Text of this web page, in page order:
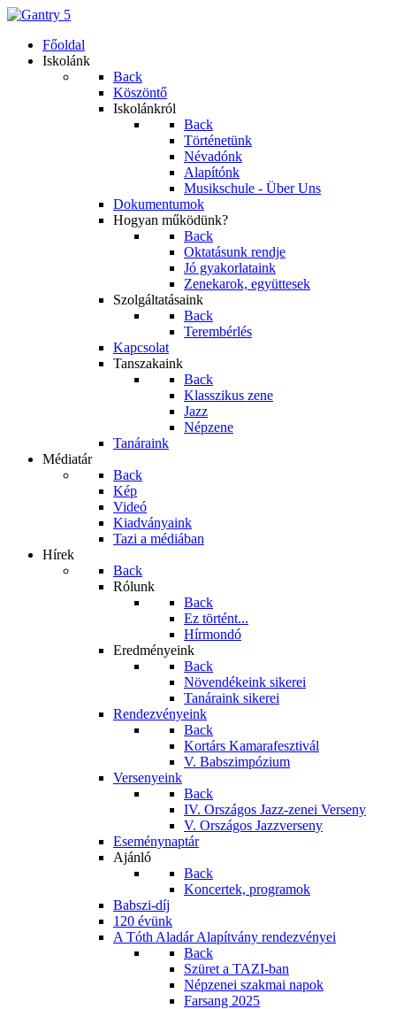
Főoldal
Iskolánk
Back
Köszöntő
Iskolánkról
Back
Történetünk
Névadónk
Alapítónk
Musikschule - Über Uns
Dokumentumok
Hogyan működünk?
Back
Oktatásunk rendje
Jó gyakorlataink
Zenekarok, együttesek
Szolgáltatásaink
Back
Terembérlés
Kapcsolat
Tanszakaink
Back
Klasszikus zene
Jazz
Népzene
Tanáraink
Médiatár
Back
Kép
Videó
Kiadványaink
Tazi a médiában
Hírek
Back
Rólunk
Back
Ez történt...
Hírmondó
Eredményeink
Back
Növendékeink sikerei
Tanáraink sikerei
Rendezvényeink
Back
Kortárs Kamarafesztivál
V. Babszimpózium
Versenyeink
Back
IV. Országos Jazz-zenei Verseny
V. Országos Jazzverseny
Eseménynaptár
Ajánló
Back
Koncertek, programok
Babszi-díj
120 évünk
A Tóth Aladár Alapítvány rendezvényei
Back
Szüret a TAZI-ban
Népzenei szakmai napok
Farsang 2025